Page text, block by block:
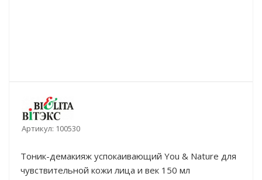
Артикул: 100530
Тоник-демакияж успокаивающий You & Nature для
чувствительной кожи лица и век 150 мл